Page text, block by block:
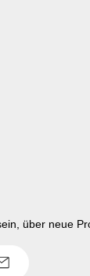
über neue